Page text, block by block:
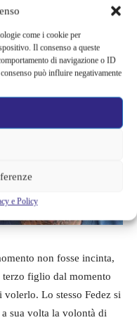
come i cookie per
Il consenso a queste
di navigazione o ID
può influire negativamente
e Policy
facilmente il perché di
viene da una famiglia
due sorelle, oltre che lei.
non fosse incinta,
figlio dal momento
volerlo. Lo stesso Fedez si
sua volta la volontà di